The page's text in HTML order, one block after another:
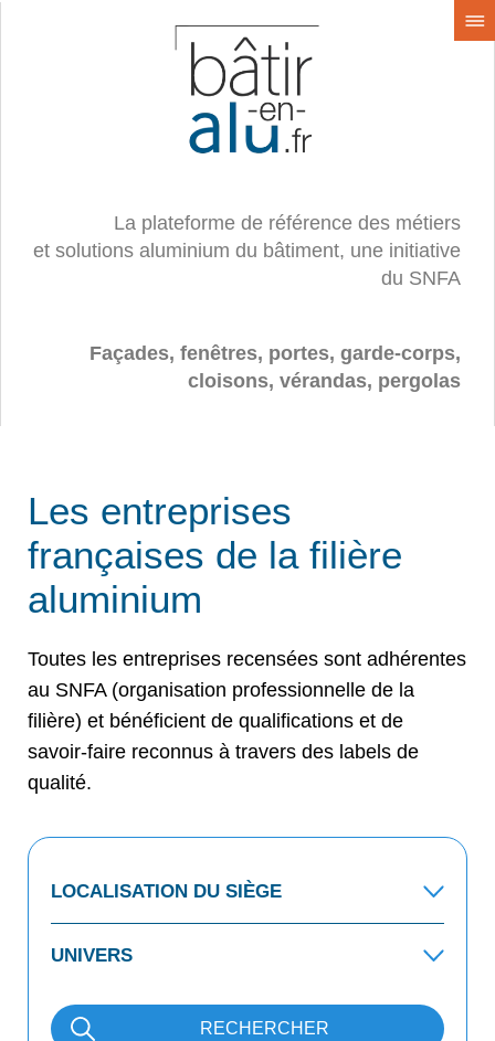
La plateforme de référence des métiers
et solutions aluminium du bâtiment, une initiative
du SNFA
Façades, fenêtres, portes, garde-corps,
cloisons, vérandas, pergolas
Les entreprises
françaises de la filière
aluminium
Toutes les entreprises recensées sont adhérentes
au SNFA (organisation professionnelle de la
filière) et bénéficient de qualifications et de
savoir-faire reconnus à travers des labels de
qualité.
RECHERCHER